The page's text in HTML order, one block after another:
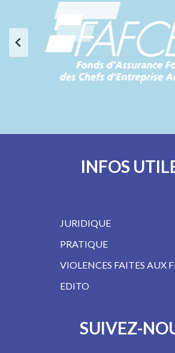
INFOS
JURIDIQUE
PRATIQUE
VIOLENCES FAITES AUX
EDITO
SUIVEZ-